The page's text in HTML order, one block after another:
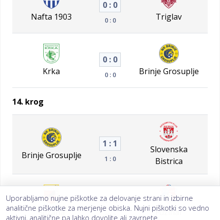
Nafta 1903
0 : 0
0 : 0 Triglav
Krka
0 : 0
0 : 0 Brinje Grosuplje
14. krog
Brinje Grosuplje
1 : 1
1 : 0
Slovenska
Bistrica
Sežana
4 : 4
0 : 3 Fužinar
Uporabljamo nujne piškotke za delovanje strani in izbirne
analitične piškotke za merjenje obiska. Nujni piškotki so vedno
aktivni, analitične pa lahko dovolite ali zavrnete.